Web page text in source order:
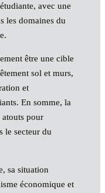
avec une
les domaines du
être une cible
sol et murs,
et
En somme, la
pour
le secteur du
sa situation
économique et